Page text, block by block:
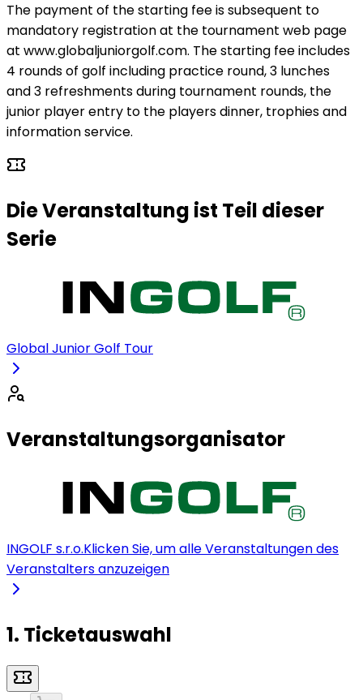
The payment of the starting fee is subsequent to
mandatory registration at the tournament web page
at www.globaljuniorgolf.com. The starting fee includes
4 rounds of golf including practice round, 3 lunches
and 3 refreshments during tournament rounds, the
junior player entry to the players dinner, trophies and
information service.
Die Veranstaltung ist Teil dieser
Serie
Global Junior Golf Tour
Veranstaltungsorganisator
INGOLF s.r.o.Klicken Sie, um alle Veranstaltungen des
Veranstalters anzuzeigen
1. Ticketauswahl